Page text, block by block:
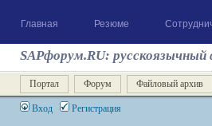
Главная Резюме
SAPфорум.RU:
Портал Форум Файловый архив
Вход Регистрация